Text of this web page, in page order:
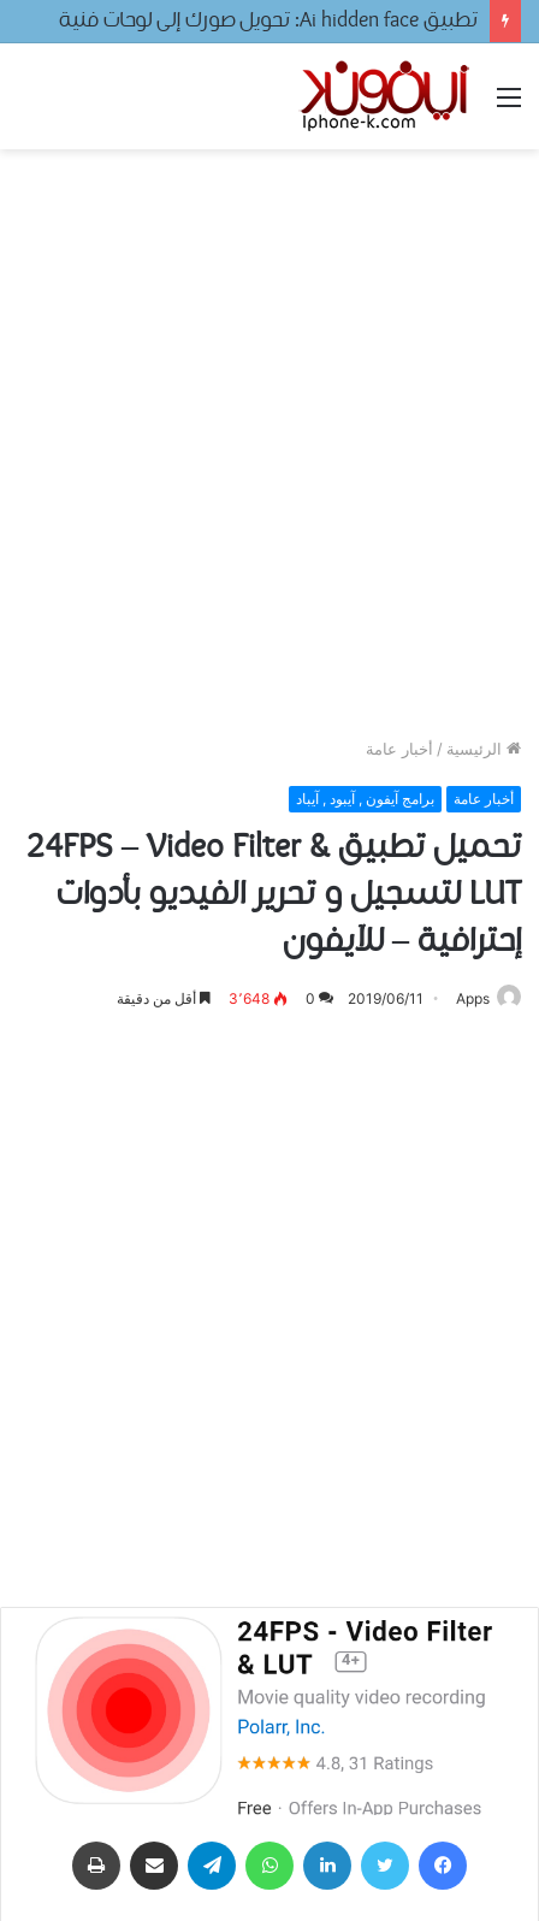
تطبيق Ai hidden face: تحويل صورك إلى لوحات فنية
القائمة
الرئيسية / أخبار عامة
أخبار عامة برامج آيفون , آيبود , آيباد
تحميل تطبيق 24FPS – Video Filter &
LUT لتسجيل و تحرير الفيديو بأدوات
إحترافية – للآيفون
Apps
2019/06/11
0 3٬648 أقل من دقيقة
فيسبوك تويتر لينكدإن واتساب تيلقرام مشاركة عبر البريد